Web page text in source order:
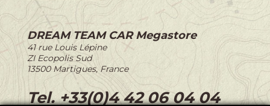
DREAM TEAM CAR Megastore
-41 rue Louis Lépine
-
ZI Ecopolis Sud
-13500 Martigues, France
Tel. +33(0)4 42 06 04 04